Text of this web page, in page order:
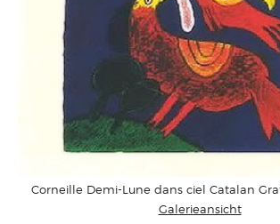
Corneille Demi-Lune dans ciel Catalan
Galerieansicht